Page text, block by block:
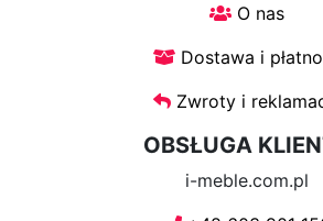
O nas
Dostawa i
Zwroty i
OBSŁUGA
i-meble.com.pl